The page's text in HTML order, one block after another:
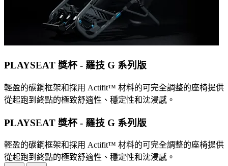
PLAYSEAT 獎杯 - 羅技 G 系列版
輕盈的碳鋼框架和採用 Actifit™️ 材料的可完全調整的座椅提供
從起跑到終點的極致舒適性、穩定性和沈浸感。
PLAYSEAT 獎杯 - 羅技 G 系列版
輕盈的碳鋼框架和採用 Actifit™️ 材料的可完全調整的座椅提供
從起跑到終點的極致舒適性、穩定性和沈浸感。